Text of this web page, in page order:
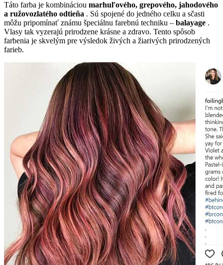
Táto farba je kombináciou marhuľového, grepového, jahodového
a ružovozlatého odtieňa . Sú spojené do jedného celku a sčasti
môžu pripomínať známu špeciálnu farebnú techniku – balayage .
Vlasy tak vyzerajú prirodzene krásne a zdravo. Tento spôsob
farbenia je skvelým pre výsledok živých a žiarivých prirodzených
farieb.